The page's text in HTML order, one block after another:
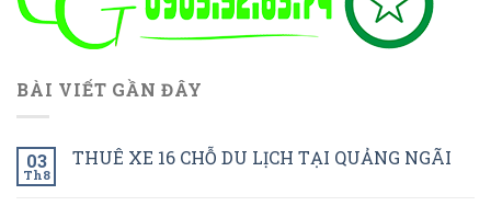
BÀI VIẾT GẦN ĐÂY
03
Th8
THUÊ XE 16 CHỖ DU LỊCH TẠI QUẢNG NGÃI